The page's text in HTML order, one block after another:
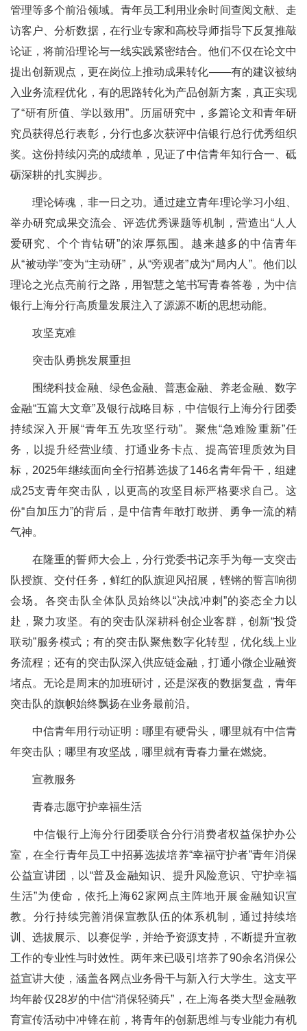
管理等多个前沿领域。青年员工利用业余时间查阅文献、走
访客户、分析数据，在行业专家和高校导师指导下反复推敲
论证，将前沿理论与一线实践紧密结合。他们不仅在论文中
提出创新观点，更在岗位上推动成果转化——有的建议被纳
入业务流程优化，有的思路转化为产品创新方案，真正实现
了“研有所值、学以致用”。历届研究中，多篇论文和青年研
究员获得总行表彰，分行也多次获评中信银行总行优秀组织
奖。这份持续闪亮的成绩单，见证了中信青年知行合一、砥
砺深耕的扎实脚步。
理论铸魂，非一日之功。通过建立青年理论学习小组、
举办研究成果交流会、评选优秀课题等机制，营造出“人人
爱研究、个个肯钻研”的浓厚氛围。越来越多的中信青年
从“被动学”变为“主动研”，从“旁观者”成为“局内人”。他们以
理论之光点亮前行之路，用智慧之笔书写青春答卷，为中信
银行上海分行高质量发展注入了源源不断的思想动能。
攻坚克难
突击队勇挑发展重担
围绕科技金融、绿色金融、普惠金融、养老金融、数字
金融“五篇大文章”及银行战略目标，中信银行上海分行团委
持续深入开展“青年五先攻坚行动”。聚焦“急难险重新”任
务，以提升经营业绩、打通业务卡点、提高管理质效为目
标，2025年继续面向全行招募选拔了146名青年骨干，组建
成25支青年突击队，以更高的攻坚目标严格要求自己。这
份“自加压力”的背后，是中信青年敢打敢拼、勇争一流的精
气神。
在隆重的誓师大会上，分行党委书记亲手为每一支突击
队授旗、交付任务，鲜红的队旗迎风招展，铿锵的誓言响彻
会场。各突击队全体队员始终以“决战冲刺”的姿态全力以
赴，聚力攻坚。有的突击队深耕科创企业客群，创新“投贷
联动”服务模式；有的突击队聚焦数字化转型，优化线上业
务流程；还有的突击队深入供应链金融，打通小微企业融资
堵点。无论是周末的加班研讨，还是深夜的数据复盘，青年
突击队的旗帜始终飘扬在业务最前沿。
中信青年用行动证明：哪里有硬骨头，哪里就有中信青
年突击队；哪里有攻坚战，哪里就有青春力量在燃烧。
宣教服务
青春志愿守护幸福生活
中信银行上海分行团委联合分行消费者权益保护办公
室，在全行青年员工中招募选拔培养“幸福守护者”青年消保
公益宣讲团，以“普及金融知识、提升风险意识、守护幸福
生活”为使命，依托上海62家网点主阵地开展金融知识宣
教。分行持续完善消保宣教队伍的体系机制，通过持续培
训、选拔展示、以赛促学，并给予资源支持，不断提升宣教
工作的专业性与时效性。两年来已吸引培养了90余名消保公
益宣讲大使，涵盖各网点业务骨干与新入行大学生。这支平
均年龄仅28岁的中信“消保轻骑兵”，在上海各类大型金融教
育宣传活动中冲锋在前，将青年的创新思维与专业能力有机